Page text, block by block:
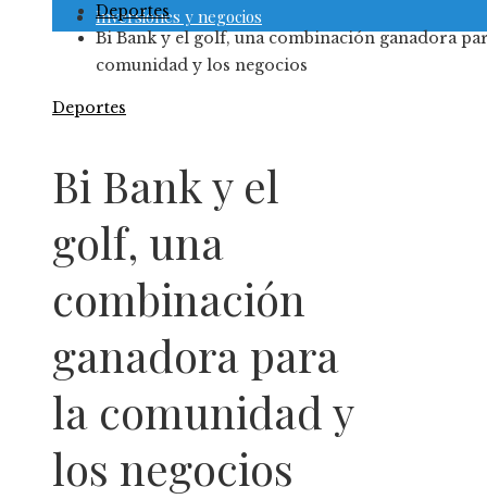
Inversiones y negocios
Deportes
Bi Bank y el golf, una combinación ganadora
comunidad y los negocios
Deportes
Bi Bank y el
golf, una
combinación
ganadora para
la comunidad y
los negocios